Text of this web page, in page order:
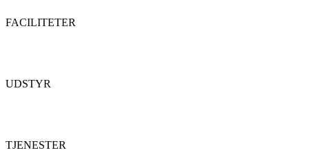
FACILITETER
UDSTYR
TJENESTER